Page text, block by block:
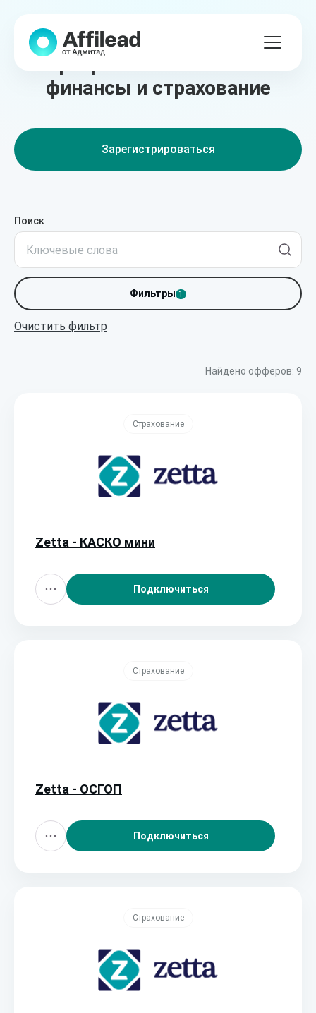
Лучшие партнёрские
программы в сегменте
финансы и страхование
Зарегистрироваться
Поиск
Фильтры 1
Очистить фильтр
Найдено офферов: 9
Страхование
Zetta - КАСКО мини
Подключиться
Страхование
Zetta - ОСГОП
Подключиться
Страхование